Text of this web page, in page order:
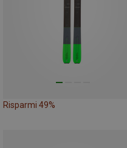
Risparmi 49%